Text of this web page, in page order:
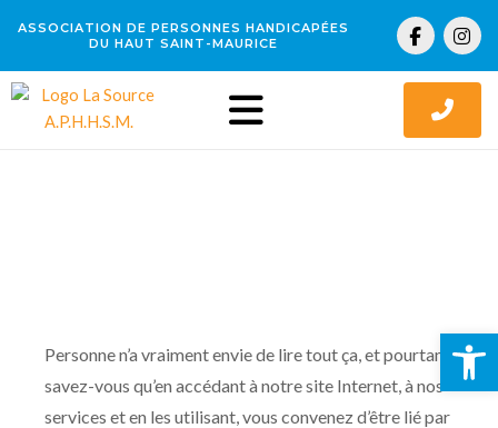
ASSOCIATION DE PERSONNES HANDICAPÉES
DU HAUT SAINT-MAURICE
F
a
e
o
I
n
t
r
Personne n’a vraiment envie de lire tout ça, et pourtant,
savez-vous qu’en accédant à notre site Internet, à nos
services et en les utilisant, vous convenez d’être lié par